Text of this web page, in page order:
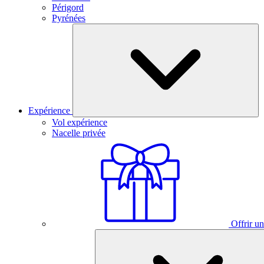
Périgord
Pyrénées
Expérience
Vol expérience
Nacelle privée
Offrir